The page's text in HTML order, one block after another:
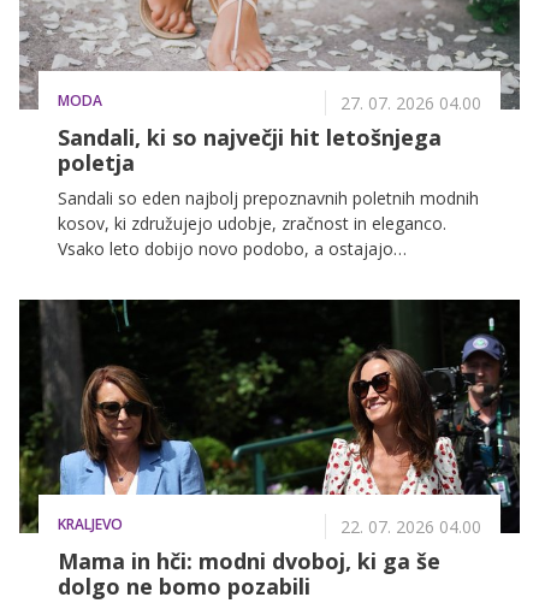
MODA 27. 07. 2026 04.00
Sandali, ki so največji hit letošnjega
poletja
Sandali so eden najbolj prepoznavnih poletnih modnih
kosov, ki združujejo udobje, zračnost in eleganco.
Vsako leto dobijo novo podobo, a ostajajo
tako sproščenim kot bolj urejenim poletnim
kombinacijam.
KRALJEVO 22. 07. 2026 04.00
Mama in hči: modni dvoboj, ki ga še
dolgo ne bomo pozabili